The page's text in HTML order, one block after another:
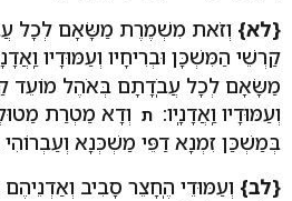
{לא} וְזֹאת מִשְׁמֶרֶת מַשָּׂאָם לְכָל
קַרְשֵׁי הַמִּשְׁכָּן וּבְרִיחָיו וְעַמּוּדָיו
מַשָּׂאָם לְכָל עֲבֹֽדָתָם בְּאֹהֶל מוֹעֵד
וְעַמּוּדָיו וַֽאֲדָנָֽיו: ת וְדָא מַטְרַת
בְּמַשְׁכַּן זִמְנָא דַפֵּי מַשְׁכְּנָא וְעַבְרוֹהִי
{לב} וְעַמּוּדֵי הֶֽחָצֵר סָבִיב